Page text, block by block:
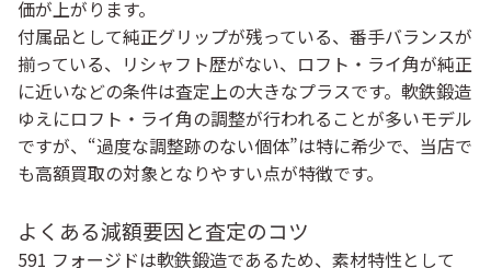
価が上がります。
付属品として純正グリップが残っている、番手バランスが
揃っている、リシャフト歴がない、ロフト・ライ角が純正
に近いなどの条件は査定上の大きなプラスです。軟鉄鍛造
ゆえにロフト・ライ角の調整が行われることが多いモデル
ですが、“過度な調整跡のない個体”は特に希少で、当店で
も高額買取の対象となりやすい点が特徴です。
よくある減額要因と査定のコツ
591 フォージドは軟鉄鍛造であるため、素材特性として